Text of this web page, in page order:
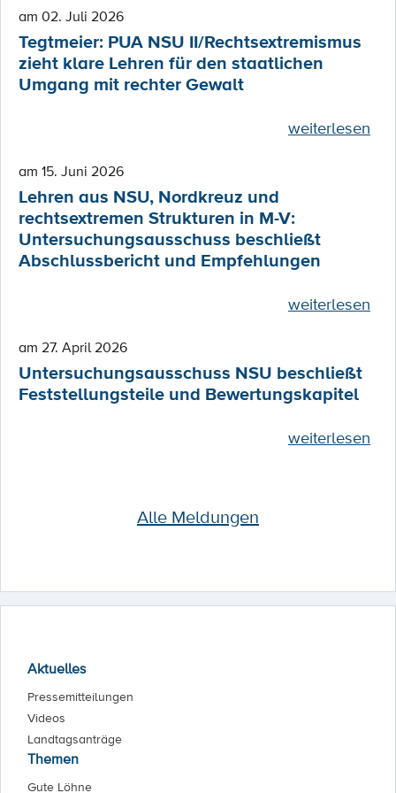
am 02. Juli 2026
Tegtmeier: PUA NSU II/Rechtsextremismus
zieht klare Lehren für den staatlichen
Umgang mit rechter Gewalt
weiterlesen
am 15. Juni 2026
Lehren aus NSU, Nordkreuz und
rechtsextremen Strukturen in M-V:
Untersuchungsausschuss beschließt
Abschlussbericht und Empfehlungen
weiterlesen
am 27. April 2026
Untersuchungsausschuss NSU beschließt
Feststellungsteile und Bewertungskapitel
weiterlesen
Alle Meldungen
Aktuelles
Pressemitteilungen
Videos
Landtagsanträge
Themen
Gute Löhne